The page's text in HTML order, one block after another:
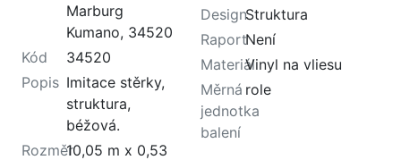
Marburg
Kumano, 34520
Kód
34520
Popis Imitace stěrky,
struktura,
béžová.
Rozměr10,05 m x 0,53
DesignStruktura
RaportNení
MateriálVinyl na vliesu
Měrná
jednotka
balení
role